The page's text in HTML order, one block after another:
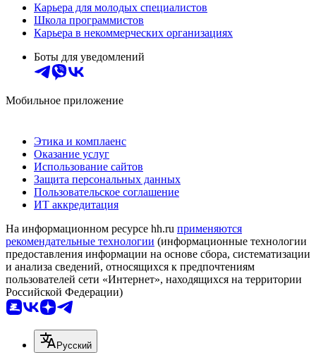
Карьера для молодых специалистов
Школа программистов
Карьера в некоммерческих организациях
Боты для уведомлений
Мобильное приложение
Этика и комплаенс
Оказание услуг
Использование сайтов
Защита персональных данных
Пользовательское соглашение
ИТ аккредитация
На информационном ресурсе hh.ru применяются
рекомендательные технологии (информационные технологии
предоставления информации на основе сбора, систематизации
и анализа сведений, относящихся к предпочтениям
пользователей сети «Интернет», находящихся на территории
Российской Федерации)
Русский